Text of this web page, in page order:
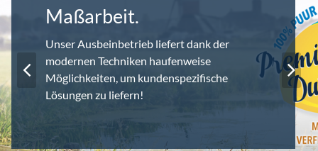
Maßarbeit.
Unser Ausbeinbetrieb liefert dank der
modernen Techniken haufenweise
Möglichkeiten, um kundenspezifische
Lösungen zu liefern!